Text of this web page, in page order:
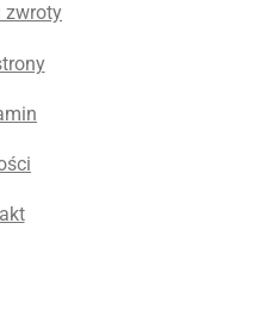
zwroty